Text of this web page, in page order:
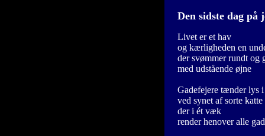
Den sidste dag på
Livet er et hav
og kærligheden en
der svømmer rundt og
med udstående øjne
Gadefejere tænder lys
ved synet af sorte katte
der i ét væk
render henover alle